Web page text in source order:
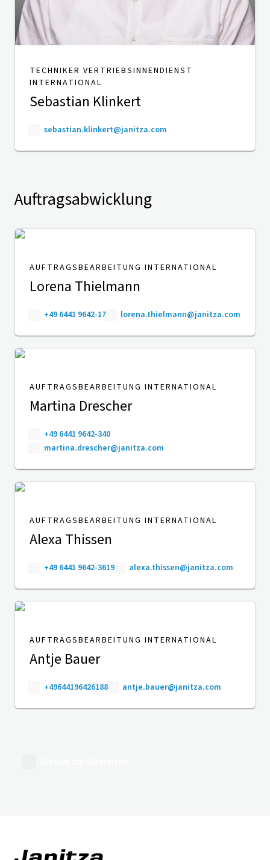
TECHNIKER VERTRIEBSINNENDIENST
INTERNATIONAL
Sebastian Klinkert
sebastian.klinkert@janitza.com
Auftragsabwicklung
AUFTRAGSBEARBEITUNG INTERNATIONAL
Lorena Thielmann
+49 6441 9642-17 lorena.thielmann@janitza.com
AUFTRAGSBEARBEITUNG INTERNATIONAL
Martina Drescher
+49 6441 9642-340
martina.drescher@janitza.com
AUFTRAGSBEARBEITUNG INTERNATIONAL
Alexa Thissen
+49 6441 9642-3619 alexa.thissen@janitza.com
AUFTRAGSBEARBEITUNG INTERNATIONAL
Antje Bauer
+49644196426188 antje.bauer@janitza.com